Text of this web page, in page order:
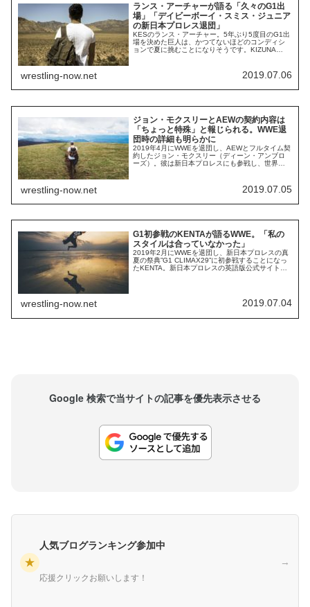
ランス・アーチャーが語る「久々のG1出
場」「デイビーボーイ・スミス・ジュニア
の新日本プロレス退団」
KESのランス・アーチャー。5年ぶり5度目のG1出
場を決めた巨人は、かつてないほどのコンディシ
ョンで夏に挑むことになりそうです。KIZUNA
組に出演しました。そこでいくつかの興味深いコ
メントを残していたので、紹介します。久々のG1
wrestling-now.net 2019.07.06
ジョン・モクスリーとAEWの契約内容は
「ちょっと特殊」と報じられる。WWE退
団時の詳細も明らかに
2019年4月にWWEを退団し、AEWとフルタイム契
約したジョン・モクスリー（ディーン・アンブロ
ーズ）。彼は新日本プロレスにも参戦し、世界中
うに報じています。モクスリーはAEWと3年契約を
結んでいるようです。これは他の主要レスラーと
wrestling-now.net 2019.07.05
G1初参戦のKENTAが語るWWE。「私の
スタイルは合っていなかった」
2019年2月にWWEを退団し、新日本プロレスの真
夏の祭典”G1 CLIMAX29”に初参戦することになっ
たKENTA。新日本プロレスの英語版公式サイトに
た。9月に「ヒデオ・イタミ」のリングネームでデ
wrestling-now.net 2019.07.04
Google 検索で当サイトの記事を優先表示させる
★
人気ブログランキング参加中
応援クリックお願いします！
→